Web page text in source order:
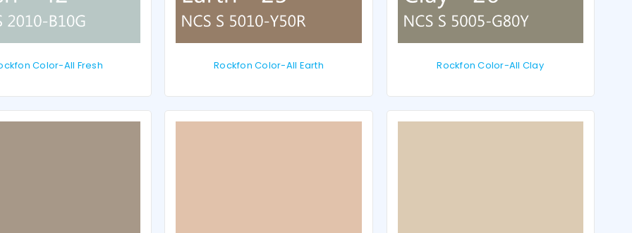
Color-All Fresh Rockfon Color-All Earth Rockfon Color-All Clay